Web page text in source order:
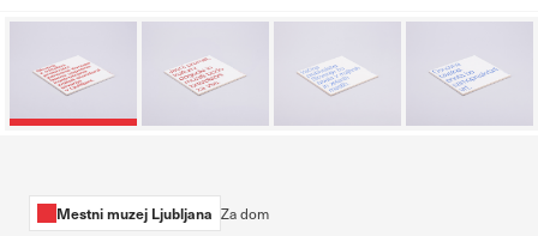
Mestni muzej Ljubljana Za dom
sistemih ni mogoče izklopiti. Običajno so nastavljeni samo kot
nastavitev zasebnosti, prijava ali izpolnjevanje obrazcev. Na voljo
imate nastavitev, da brskalnik blokira te piškotke ali vas opozori
na njih. V tem primeru nekateri deli spletnega mesta ne bodo
Piškotki za učinkovitost delovanja